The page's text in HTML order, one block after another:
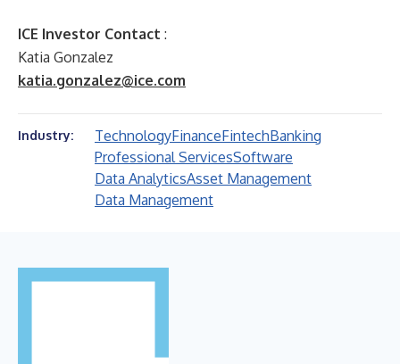
ICE Investor Contact :
Katia Gonzalez
katia.gonzalez@ice.com
Industry: TechnologyFinanceFintechBanking
Professional ServicesSoftware
Data AnalyticsAsset Management
Data Management